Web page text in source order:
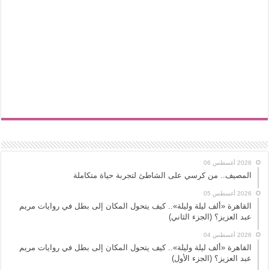
2026 أغسطس 06
المصيف.. من كرسي على الشاطئ لتجربة حياة متكاملة
2026 أغسطس 05
القاهرة «ألف ليلة وليلة».. كيف يتحول المكان إلى بطل في روايات مريم
عبد العزيز؟ (الجزء الثاني)
2026 أغسطس 04
القاهرة «ألف ليلة وليلة».. كيف يتحول المكان إلى بطل في روايات مريم
عبد العزيز؟ (الجزء الأول)